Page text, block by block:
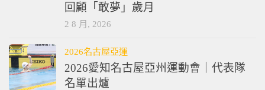
回顧「敢夢」歲月
2 8 月, 2026
2026名古屋亞運
2026愛知名古屋亞州運動會｜代表隊
名單出爐